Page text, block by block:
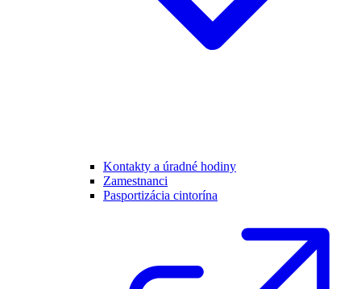
Kontakty a úradné hodiny
Zamestnanci
Pasportizácia cintorína